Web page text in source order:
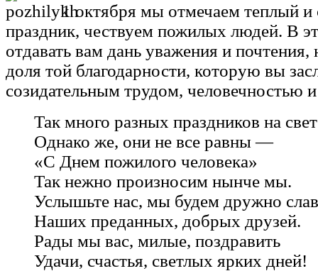
1 октября мы отмечаем теплый и
праздник, чествуем пожилых людей. В
отдавать вам дань уважения и
доля той благодарности, которую вы
созидательным трудом, человечностью
Так много разных праздников на
Однако же, они не все равны —
«С Днем пожилого человека»
Так нежно произносим нынче мы.
Услышьте нас, мы будем дружно
Наших преданных, добрых друзей.
Рады мы вас, милые, поздравить
Удачи, счастья, светлых ярких дней!